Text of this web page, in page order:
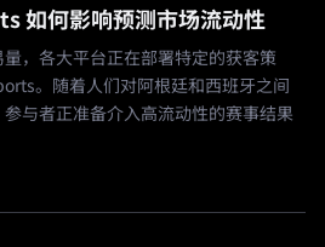
如何影响预测市场流动性
，各大平台正在部署特定的获客策
。随着人们对阿根廷和西班牙之间
与者正准备介入高流动性的赛事结果